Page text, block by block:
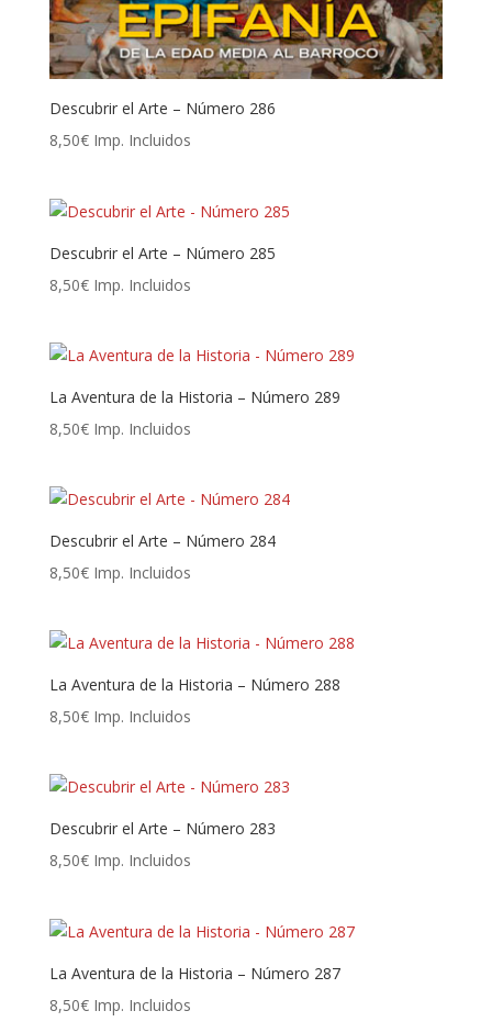
Descubrir el Arte – Número 286
8,50€ Imp. Incluidos
Descubrir el Arte – Número 285
8,50€ Imp. Incluidos
La Aventura de la Historia – Número 289
8,50€ Imp. Incluidos
Descubrir el Arte – Número 284
8,50€ Imp. Incluidos
La Aventura de la Historia – Número 288
8,50€ Imp. Incluidos
Descubrir el Arte – Número 283
8,50€ Imp. Incluidos
La Aventura de la Historia – Número 287
8,50€ Imp. Incluidos